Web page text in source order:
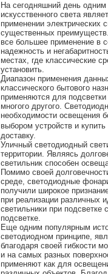
На сегодняшний день
искусственного света
применении электрических
существенных
все большее применение в
надежность и
местах, где классические
установить.
Диапазон применения
классического бытового
применяются для
многого другого.
необходимости освещения
выбором устройств и
доставку.
Уличный светодиодный
территории. Являясь
светильник способен
Помимо своей
среде, светодиодные
получили широкое
при реализации различных
светильники при
подсветке.
Еще одним популярным
светодиодном принципе,
благодаря своей гибкости
и на самых разных
применяют как для